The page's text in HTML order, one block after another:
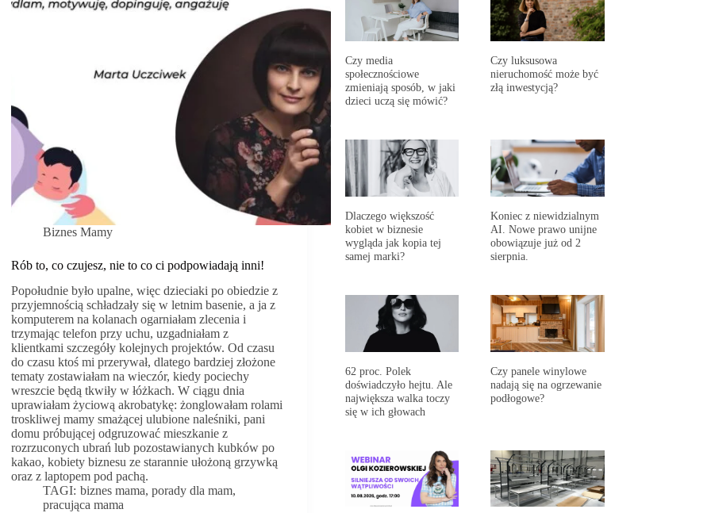
Biznes Mamy
Rób to, co czujesz, nie to co ci podpowiadają inni!
Popołudnie było upalne, więc dzieciaki po obiedzie z
przyjemnością schładzały się w letnim basenie, a ja z
komputerem na kolanach ogarniałam zlecenia i
trzymając telefon przy uchu, uzgadniałam z
klientkami szczegóły kolejnych projektów. Od czasu
do czasu ktoś mi przerywał, dlatego bardziej złożone
tematy zostawiałam na wieczór, kiedy pociechy
wreszcie będą tkwiły w łóżkach. W ciągu dnia
uprawiałam życiową akrobatykę: żonglowałam rolami
troskliwej mamy smażącej ulubione naleśniki, pani
domu próbującej odgruzować mieszkanie z
rozrzuconych ubrań lub pozostawianych kubków po
kakao, kobiety biznesu ze starannie ułożoną grzywką
oraz z laptopem pod pachą.
TAGI: biznes mama, porady dla mam,
pracująca mama
Czy media
społecznościowe
zmieniają sposób, w jaki
dzieci uczą się mówić?
Czy luksusowa
nieruchomość może być
złą inwestycją?
Dlaczego większość
kobiet w biznesie
wygląda jak kopia tej
samej marki?
Koniec z niewidzialnym
AI. Nowe prawo unijne
obowiązuje już od 2
sierpnia.
62 proc. Polek
doświadczyło hejtu. Ale
największa walka toczy
się w ich głowach
Czy panele winylowe
nadają się na ogrzewanie
podłogowe?